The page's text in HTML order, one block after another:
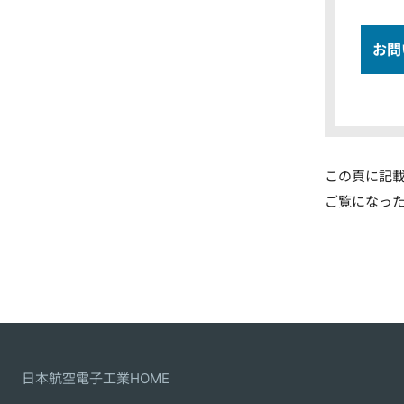
お
この頁に記
ご覧になっ
日本航空電子工業HOME